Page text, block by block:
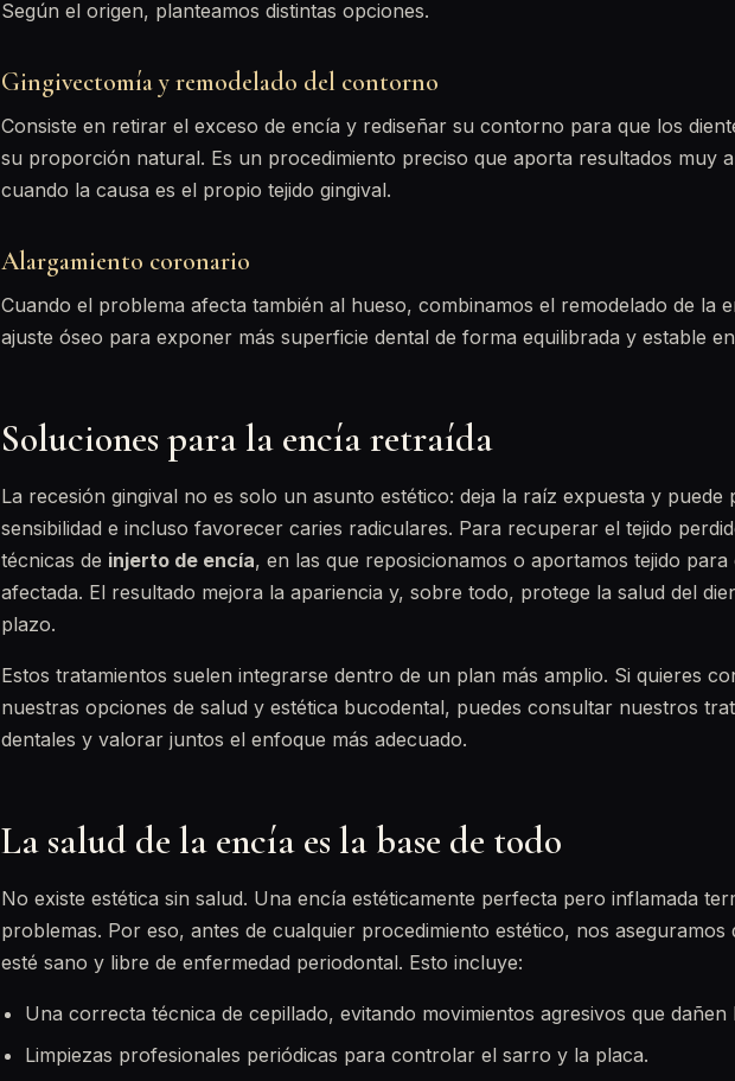
Según el origen, planteamos distintas opciones.
Gingivectomía y remodelado del contorno
Consiste en retirar el exceso de encía y rediseñar su contorno para que los
su proporción natural. Es un procedimiento preciso que aporta resultados muy
cuando la causa es el propio tejido gingival.
Alargamiento coronario
Cuando el problema afecta también al hueso, combinamos el remodelado de la
ajuste óseo para exponer más superficie dental de forma equilibrada y estable
Soluciones para la encía retraída
La recesión gingival no es solo un asunto estético: deja la raíz expuesta y puede
sensibilidad e incluso favorecer caries radiculares. Para recuperar el tejido
técnicas de injerto de encía, en las que reposicionamos o aportamos tejido
afectada. El resultado mejora la apariencia y, sobre todo, protege la salud del
plazo.
Estos tratamientos suelen integrarse dentro de un plan más amplio. Si quieres
nuestras opciones de salud y estética bucodental, puedes consultar nuestros
dentales y valorar juntos el enfoque más adecuado.
La salud de la encía es la base de todo
No existe estética sin salud. Una encía estéticamente perfecta pero inflamada
problemas. Por eso, antes de cualquier procedimiento estético, nos aseguramos
esté sano y libre de enfermedad periodontal. Esto incluye:
Una correcta técnica de cepillado, evitando movimientos agresivos que dañen
Limpiezas profesionales periódicas para controlar el sarro y la placa.